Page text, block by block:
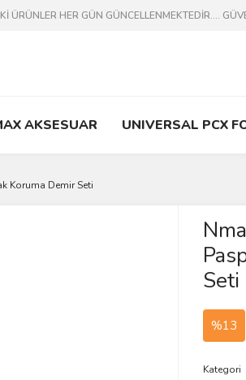
ÜRÜNLER HER GÜN GÜNCELLENMEKTEDİR....
AKSESUAR UNIVERSAL PCX
Koruma Demir Seti
Seti
%13
Kategori